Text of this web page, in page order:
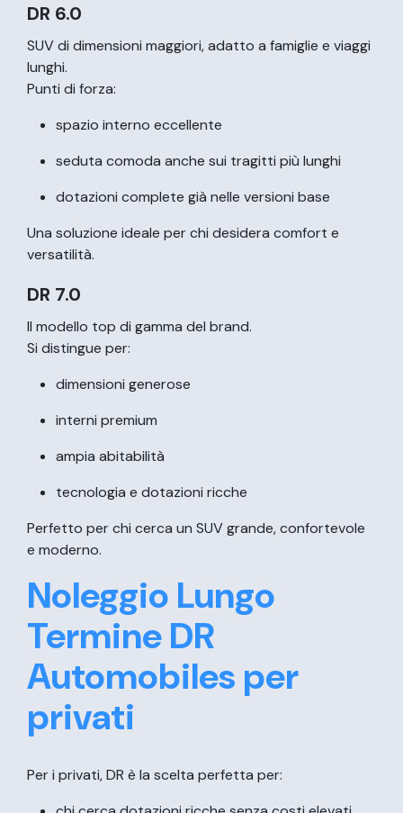
DR 6.0
SUV di dimensioni maggiori, adatto a famiglie e viaggi
lunghi.
Punti di forza:
spazio interno eccellente
seduta comoda anche sui tragitti più lunghi
dotazioni complete già nelle versioni base
Una soluzione ideale per chi desidera comfort e
versatilità.
DR 7.0
Il modello top di gamma del brand.
Si distingue per:
dimensioni generose
interni premium
ampia abitabilità
tecnologia e dotazioni ricche
Perfetto per chi cerca un SUV grande, confortevole
e moderno.
Noleggio Lungo
Termine DR
Automobiles per
privati
Per i privati, DR è la scelta perfetta per: